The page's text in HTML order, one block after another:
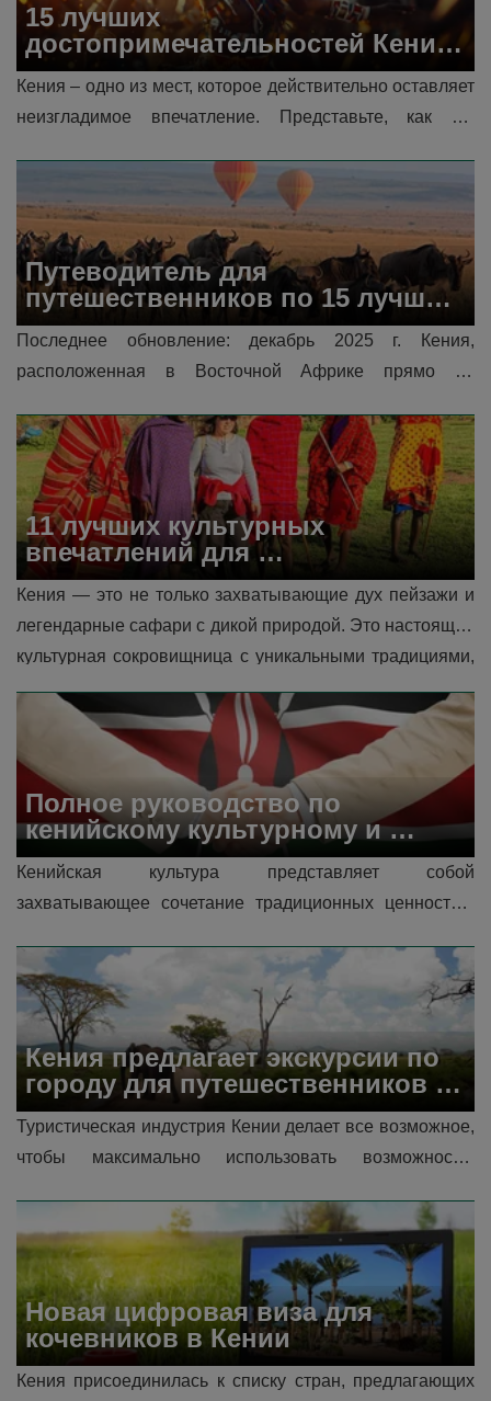
15 лучших
достопримечательностей Кении,
которые стоит посетить
Кения – одно из мест, которое действительно оставляет
неизгладимое впечатление. Представьте, как вы
заснеженную вершину г�...
Путеводитель для
путешественников по 15 лучшим
видам отдыха в Кении
Последнее обновление: декабрь 2025 г. Кения,
расположенная в Восточной Африке прямо на
пейзажами и богатым наследием. Ее географичес...
11 лучших культурных
впечатлений для
путешественников в Кении
Кения — это не только захватывающие дух пейзажи и
легендарные сафари с дикой природой. Это настоящая
культурная сокровищница с уникальными традициями,
музыкой, танцами, ремёслами и историей. Визит в
Кению будет неполным без знакомства с её ярким
культурным наследием. В этой стать�...
Полное руководство по
кенийскому культурному и
деловому этикету для
посетителей
Кенийская культура представляет собой
захватывающее сочетание традиционных ценностей,
состава. Важно знать культурные нормы �...
Кения предлагает экскурсии по
городу для путешественников с
короткими пересадками
Туристическая индустрия Кении делает все возможное,
чтобы максимально использовать возможности,
разрешения на поездки, пред...
Новая цифровая виза для
кочевников в Кении
Кения присоединилась к списку стран, предлагающих